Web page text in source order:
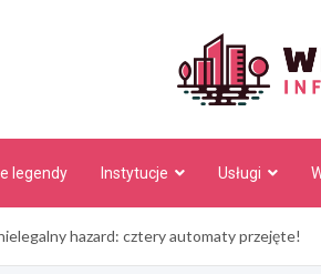
legendy Instytucje Usługi
hazard: cztery automaty przejęte!